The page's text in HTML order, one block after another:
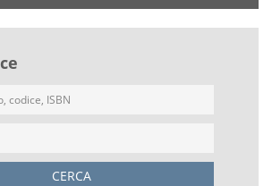
CERCA